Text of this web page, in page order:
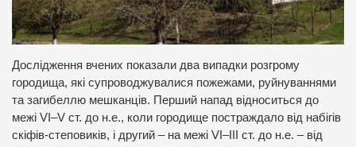
Дослідження вчених показали два випадки розгрому
городища, які супроводжувалися пожежами, руйнуваннями
та загибеллю мешканців. Перший напад відноситься до
межі VI–V ст. до н.е., коли городище постраждало від набігів
скіфів-степовиків, і другий – на межі VI–III ст. до н.е. – від